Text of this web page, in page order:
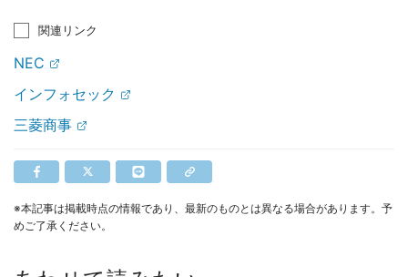
関連リンク
NEC
インフォセック
三菱商事
※本記事は掲載時点の情報であり、最新のものとは異なる場合があります。予
めご了承ください。